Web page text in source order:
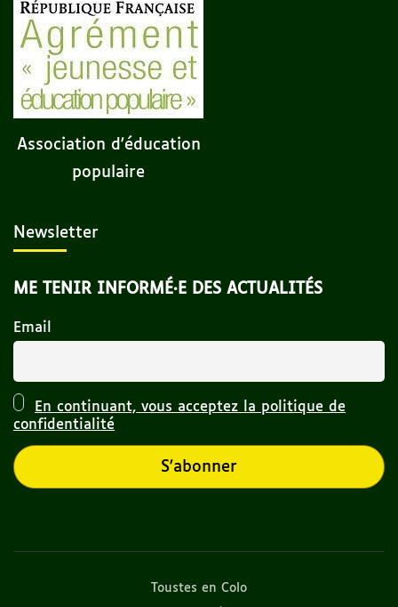
Association d'éducation
populaire
Newsletter
ME TENIR INFORMÉ·E DES ACTUALITÉS
Email
En continuant, vous acceptez la politique de
confidentialité
Toustes en Colo